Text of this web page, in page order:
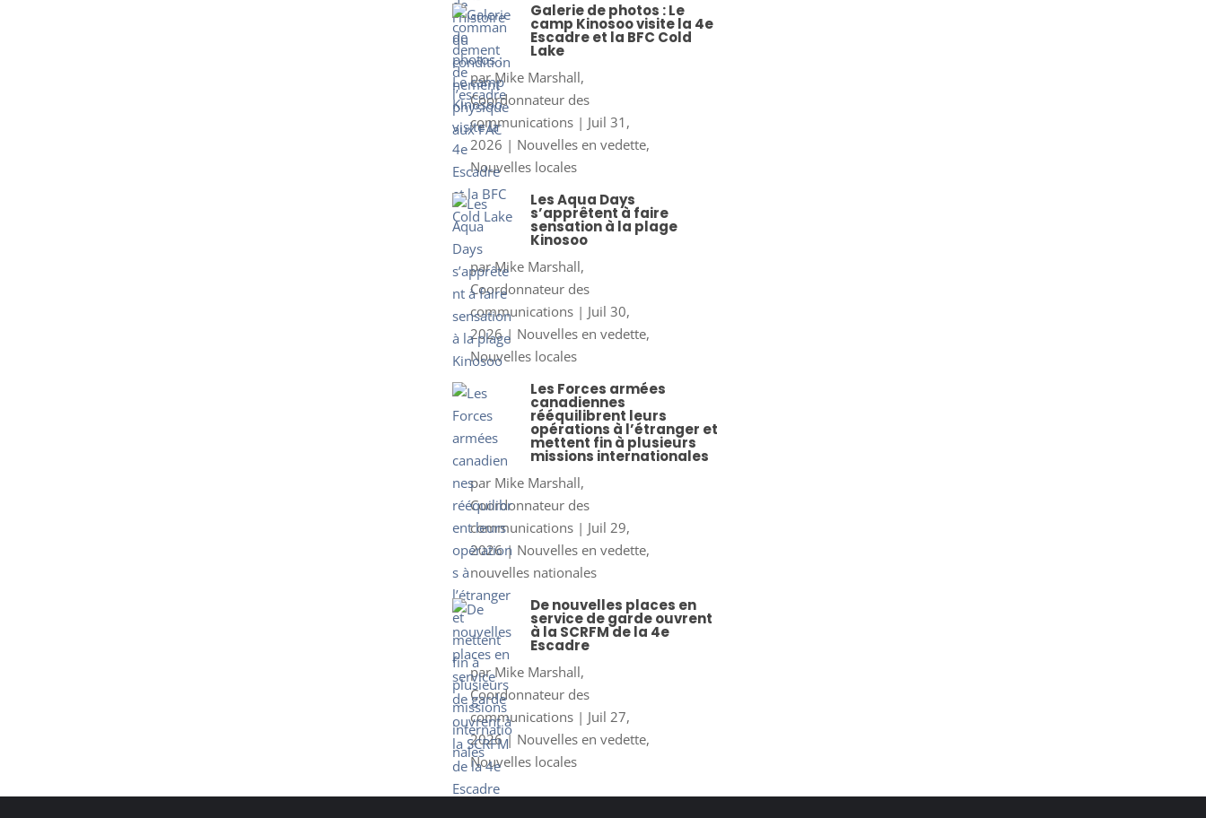
Galerie de photos : Le
camp Kinosoo visite la 4e
Escadre et la BFC Cold
Lake
parMike Marshall,
Coordonnateur des
communications| Juil 31,
2026 | Nouvelles en vedette,
Nouvelles locales
Les Aqua Days
s’apprêtent à faire
sensation à la plage
Kinosoo
parMike Marshall,
Coordonnateur des
communications| Juil 30,
2026| Nouvelles en vedette,
Nouvelles locales
Les Forces armées
canadiennes
rééquilibrent leurs
opérations à l’étranger et
mettent fin à plusieurs
missions internationales
par Mike Marshall,
Coordonnateur des
communications| Juil 29,
2026| Nouvelles en vedette,
nouvelles nationales
De nouvelles places en
service de garde ouvrent
à la SCRFM de la 4e
Escadre
parMike Marshall,
Coordonnateur des
communications| Juil 27,
2026| Nouvelles en vedette,
Nouvelles locales